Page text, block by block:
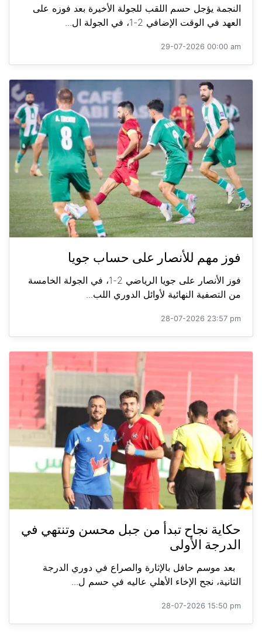
النجمة يؤجل حسم اللقب للجولة الأخيرة بعد فوزه على
العهد في الوقت الإضافي 2-1، في الجولة ال...
29-07-2026 00:00 am
فوز مهم للأنصار على حساب جويا
فوز الأنصار على جويا الرياضي 2-1، في الجولة الخامسة
من التصفية النهائية لأوائل الدوري اللب...
28-07-2026 23:57 pm
حكاية نجاح تبدأ من جبل محسن وتنتهي في
الدرجة الأولى
بعد موسم حافل بالإثارة والصراع في دوري الدرجة
الثانية، نجح الإخاء الأهلي عاليه في حسم ل...
28-07-2026 15:50 pm